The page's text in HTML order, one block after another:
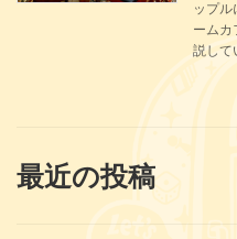
ップ
ームカ
説して
最近の投稿